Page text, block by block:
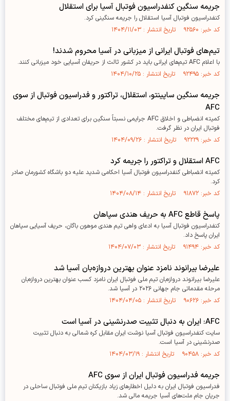
جریمه سنگین کنفدراسیون فوتبال آسیا برای استقلال
کنفدراسیون فوتبال آسیا استقلال را جریمه سنگینی کرد.
کد خبر: ۹۲۵۶۰ تاریخ انتشار : ۱۴۰۴/۱۱/۰۳
تیم‌های فوتبال ایرانی از میزبانی در آسیا محروم شدند!
با اعلام AFC تیم‌های ایرانی باید در کشور ثالث از حریفان آسیایی خود میزبانی کنند.
کد خبر: ۹۲۴۹۵ تاریخ انتشار : ۱۴۰۴/۱۰/۲۵
جریمه سنگین ساپینتو، استقلال، تراکتور و فدراسیون فوتبال از سوی
AFC
کمیته انضباطی و اخلاق AFC جرایمی نسبتاً سنگین برای تعدادی از تیم‌های مختلف
فوتبال ایران در نظر گرفت.
کد خبر: ۹۲۲۲۹ تاریخ انتشار : ۱۴۰۴/۰۹/۲۶
AFC استقلال و تراکتور را جریمه کرد
کمیته انضباطی کنفدراسیون فوتبال آسیا احکامی شدید علیه دو باشگاه کشورمان صادر
کرد.
کد خبر: ۹۱۸۷۲ تاریخ انتشار : ۱۴۰۴/۰۸/۱۴
پاسخ قاطع AFC به حریف هندی سپاهان
کنفدراسیون فوتبال آسیا به ادعای واهی تیم هندی موهون باگان، حریف آسیایی سپاهان
ایران پاسخ داد.
کد خبر: ۹۱۴۹۴ تاریخ انتشار : ۱۴۰۴/۰۷/۰۳
علیرضا بیرانوند نامزد عنوان بهترین دروازه‌بان آسیا شد
علیرضا بیرانوند دروازه‌بان تیم ملی فوتبال ایران نامزد کسب عنوان بهترین دروازه‌بان
مرحله مقدماتی جام جهانی ۲۰۲۶ در آسیا شد.
کد خبر: ۹۰۶۲۶ تاریخ انتشار : ۱۴۰۴/۰۴/۰۵
AFC: ایران به دنبال تثبیت صدرنشینی در آسیا است
سایت کنفدراسیون فوتبال آسیا نوشت ایران مقابل کره شمالی به دنبال تثبیت
صدرنشینی در آسیا است.
کد خبر: ۹۰۴۵۸ تاریخ انتشار : ۱۴۰۴/۰۳/۱۹
جریمه فدراسیون فوتبال ایران از سوی AFC
فدراسیون فوتبال ایران به دلیل اخطارهای زیاد بازیکنان تیم ملی فوتبال ساحلی در
جریان جام ملت‌های آسیا جریمه مالی شد.